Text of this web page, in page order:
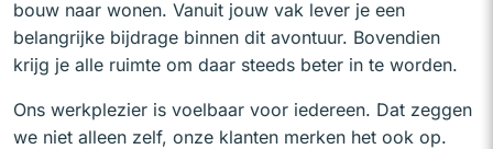
bouw naar wonen. Vanuit jouw vak lever je een
belangrijke bijdrage binnen dit avontuur. Bovendien
krijg je alle ruimte om daar steeds beter in te worden.
Ons werkplezier is voelbaar voor iedereen. Dat zeggen
we niet alleen zelf, onze klanten merken het ook op.